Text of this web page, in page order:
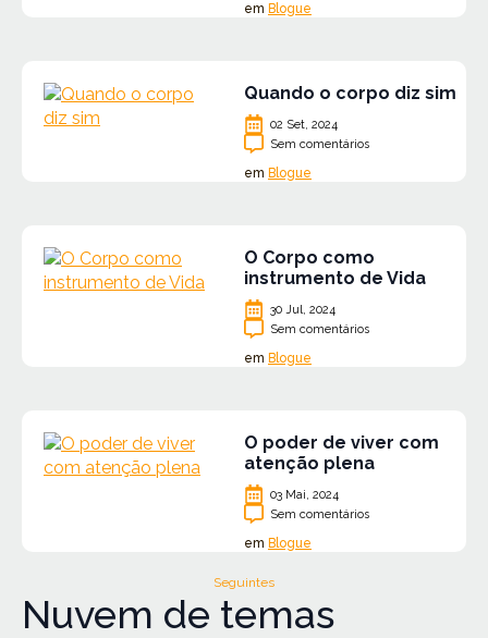
em Blogue
Quando o corpo diz sim
02 Set, 2024
Sem comentários
em Blogue
O Corpo como
instrumento de Vida
30 Jul, 2024
Sem comentários
em Blogue
O poder de viver com
atenção plena
03 Mai, 2024
Sem comentários
em Blogue
Seguintes
Nuvem de temas